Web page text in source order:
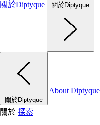
關於Diptyque
關於Diptyque
關於Diptyque
About Diptyque
關於 探索